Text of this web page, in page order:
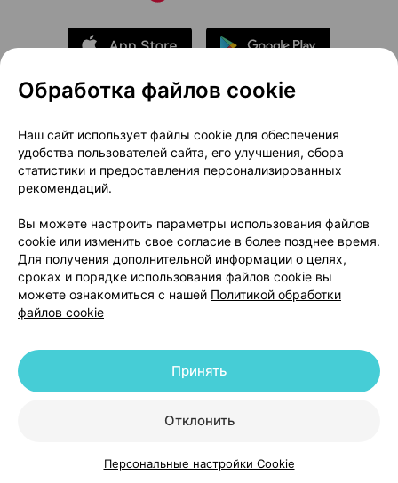
КаталогКорзинаИзбранноеПрофиль
О проекте
Новости проекта
Размещение рекламы
Медицинский маркетинг
Публичный договор
Доставка
Способы оплаты
Вакансии
Партнеры
Написать руководителю 103.by
Написать в поддержку
Персональные настройки Cookie
© 2026 ООО «Артокс Лаб», УНП 191700409 | 220012, Республика Беларусь,
+375 291212755
Обработка файлов cookie
Наш сайт использует файлы cookie для обеспечения
удобства пользователей сайта, его улучшения, сбора
статистики и предоставления персонализированных
рекомендаций.
Вы можете настроить параметры использования файлов
cookie или изменить свое согласие в более позднее время.
Для получения дополнительной информации о целях,
сроках и порядке использования файлов cookie вы
можете ознакомиться с нашей Политикой обработки
файлов cookie
Отклонить
Принять
Персональные настройки Cookie